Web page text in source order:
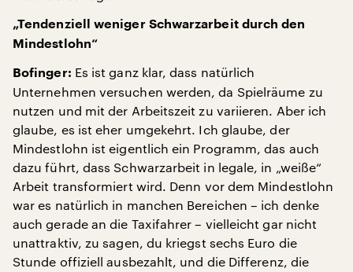
„Tendenziell weniger Schwarzarbeit durch den
Mindestlohn“
Bofinger: Es ist ganz klar, dass natürlich
Unternehmen versuchen werden, da Spielräume zu
nutzen und mit der Arbeitszeit zu variieren. Aber ich
glaube, es ist eher umgekehrt. Ich glaube, der
Mindestlohn ist eigentlich ein Programm, das auch
dazu führt, dass Schwarzarbeit in legale, in „weiße“
Arbeit transformiert wird. Denn vor dem Mindestlohn
war es natürlich in manchen Bereichen – ich denke
auch gerade an die Taxifahrer – vielleicht gar nicht
unattraktiv, zu sagen, du kriegst sechs Euro die
Stunde offiziell ausbezahlt, und die Differenz, die